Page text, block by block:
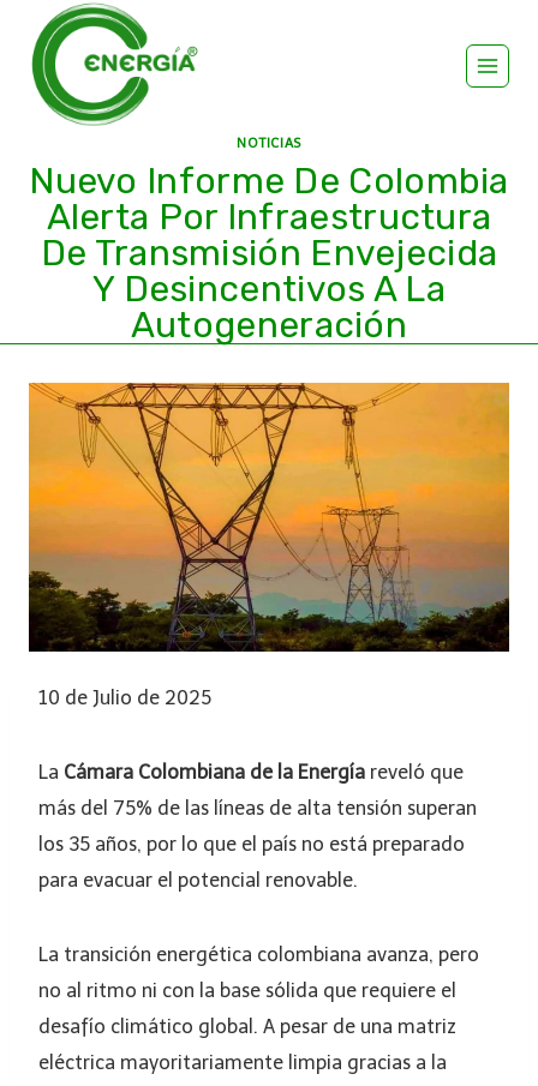
NOTICIAS
Nuevo Informe De Colombia
Alerta Por Infraestructura
De Transmisión Envejecida
Y Desincentivos A La
Autogeneración
10 de Julio de 2025
La Cámara Colombiana de la Energía reveló que
más del 75% de las líneas de alta tensión superan
los 35 años, por lo que el país no está preparado
para evacuar el potencial renovable.
La transición energética colombiana avanza, pero
no al ritmo ni con la base sólida que requiere el
desafío climático global. A pesar de una matriz
eléctrica mayoritariamente limpia gracias a la